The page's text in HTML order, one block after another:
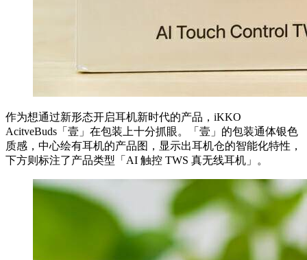
作为想通过新形态开启耳机新时代的产品，iKKO
AcitveBuds「壹」在包装上十分抓眼。「壹」的包装通体银色
质感，中心绘有耳机的产品图，显示出耳机仓的智能化特性，
下方则标注了产品类型「AI 触控 TWS 真无线耳机」。